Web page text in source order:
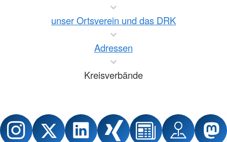
unser Ortsverein und das DRK
Adressen
Kreisverbände